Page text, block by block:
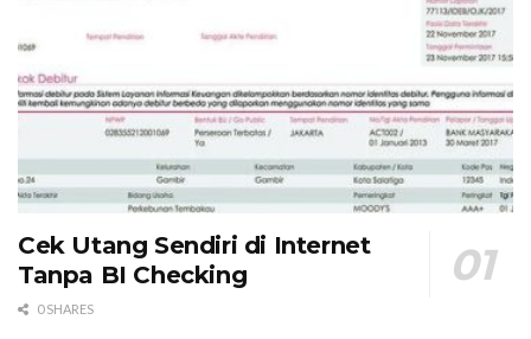
Cek Utang Sendiri di Internet
Tanpa BI Checking
0 SHARES